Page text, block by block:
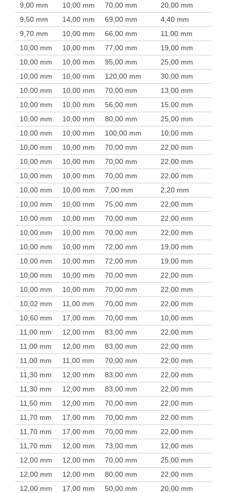
9,00 mm
10,00 mm 70,00 mm 20,00 mm
9,50 mm
14,00 mm 69,00 mm 4,40 mm
9,70 mm
10,00 mm 66,00 mm 11,00 mm
10,00 mm
10,00 mm 77,00 mm 19,00 mm
10,00 mm
10,00 mm 95,00 mm 25,00 mm
10,00 mm
10,00 mm 120,00 mm 30,00 mm
10,00 mm
10,00 mm 70,00 mm 13,00 mm
10,00 mm
10,00 mm 56,00 mm 15,00 mm
10,00 mm
10,00 mm 80,00 mm 25,00 mm
10,00 mm
10,00 mm 100,00 mm 10,00 mm
10,00 mm
10,00 mm 70,00 mm 22,00 mm
10,00 mm
10,00 mm 70,00 mm 22,00 mm
10,00 mm
10,00 mm 70,00 mm 22,00 mm
10,00 mm
10,00 mm 7,00 mm 2,20 mm
10,00 mm
10,00 mm 75,00 mm 22,00 mm
10,00 mm
10,00 mm 70,00 mm 22,00 mm
10,00 mm
10,00 mm 70,00 mm 22,00 mm
10,00 mm
10,00 mm 72,00 mm 19,00 mm
10,00 mm
10,00 mm 72,00 mm 19,00 mm
10,00 mm
10,00 mm 70,00 mm 22,00 mm
10,00 mm
10,00 mm 70,00 mm 22,00 mm
10,02 mm
11,00 mm 70,00 mm 22,00 mm
10,60 mm
17,00 mm 70,00 mm 10,00 mm
11,00 mm
12,00 mm 83,00 mm 22,00 mm
11,00 mm
12,00 mm 83,00 mm 22,00 mm
11,00 mm
11,00 mm 70,00 mm 22,00 mm
11,30 mm
12,00 mm 83,00 mm 22,00 mm
11,30 mm
12,00 mm 83,00 mm 22,00 mm
11,50 mm
12,00 mm 70,00 mm 22,00 mm
11,70 mm
17,00 mm 70,00 mm 22,00 mm
11,70 mm
17,00 mm 70,00 mm 22,00 mm
11,70 mm
12,00 mm 73,00 mm 12,00 mm
12,00 mm
12,00 mm 70,00 mm 25,00 mm
12,00 mm
12,00 mm 80,00 mm 22,00 mm
12,00 mm
17,00 mm 50,00 mm 20,00 mm